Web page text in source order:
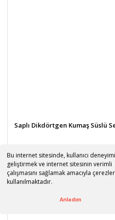
Bu internet sitesinde, kullanıcı
geliştirmek ve internet sitesinin verimli
çalışmasını sağlamak amacıyla çerezler
kullanılmaktadır.
Anladım
Saplı Dikdörtgen Kumaş Süslü
%11
indirim